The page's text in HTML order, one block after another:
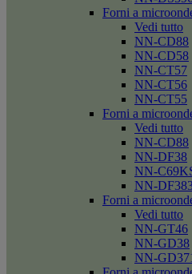
Forni a
Vedi tutto
NN-CD88
NN-CD58
NN-CT57
NN-CT56
NN-CT55
Forni a
Vedi tutto
NN-CD88
NN-DF38
NN-
NN-
Forni a
Vedi tutto
NN-GT46
NN-GD38
NN-